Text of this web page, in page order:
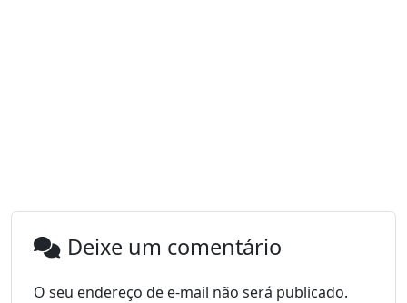
Deixe um comentário
O seu endereço de e-mail não será publicado.